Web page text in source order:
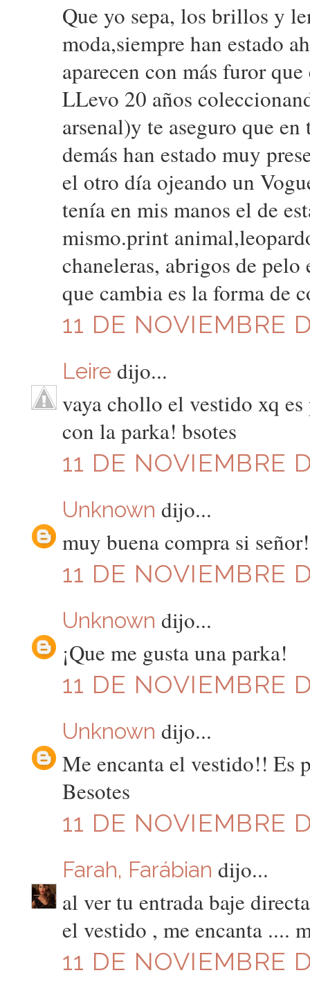
Que yo sepa, los brillos y
moda,siempre han estado
aparecen con más furor que
LLevo 20 años
arsenal)y te aseguro que
demás han estado muy
el otro día ojeando un
tenía en mis manos el de
mismo.print
chaneleras, abrigos de
que cambia es la forma de
11 DE NOVIEMBRE
Leire dijo...
vaya chollo el vestido xq
con la parka! bsotes
11 DE NOVIEMBRE
Unknown dijo...
muy buena compra si
11 DE NOVIEMBRE
Unknown dijo...
¡Que me gusta una parka!
11 DE NOVIEMBRE
Unknown dijo...
Me encanta el vestido!! Es
Besotes
11 DE NOVIEMBRE
Farah, Farábian dijo...
al ver tu entrada baje
el vestido , me encanta ....
11 DE NOVIEMBRE